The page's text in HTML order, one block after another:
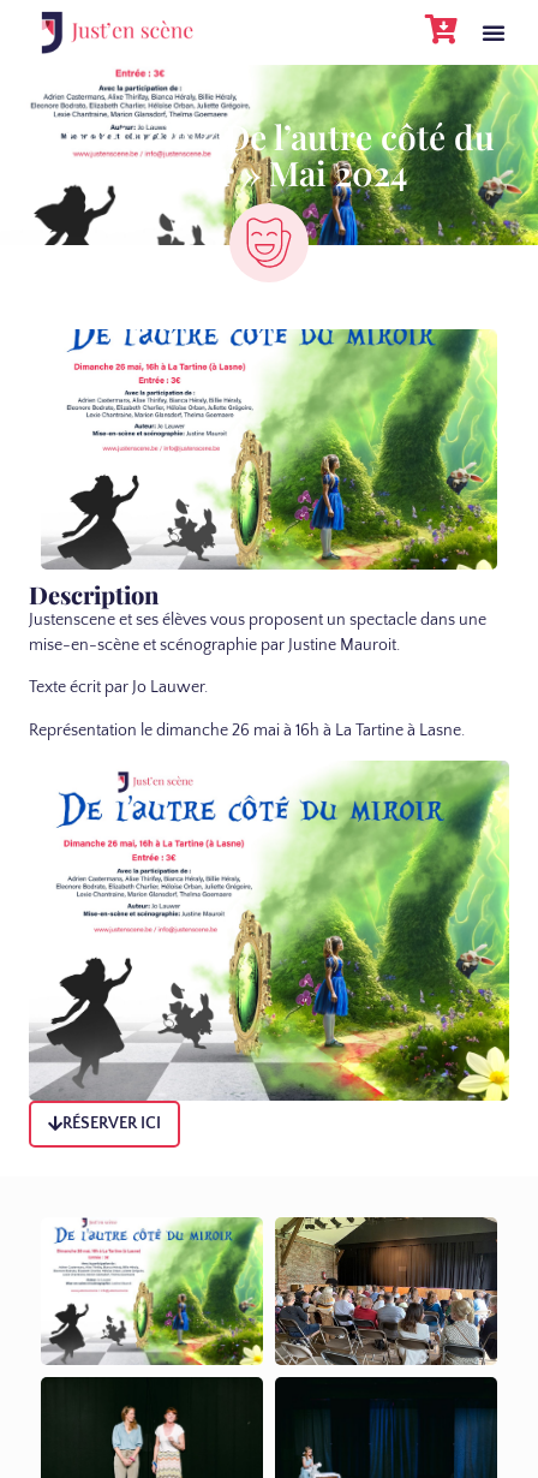
Spectacle « De l’autre côté du
miroir » Mai 2024
Description
Justenscene et ses élèves vous proposent un spectacle dans une
mise-en-scène et scénographie par Justine Mauroit.
Texte écrit par Jo Lauwer.
Représentation le dimanche 26 mai à 16h à La Tartine à Lasne.
RÉSERVER ICI